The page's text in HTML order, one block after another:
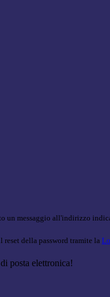
un messaggio all'indirizzo
della password tramite la
posta elettronica!